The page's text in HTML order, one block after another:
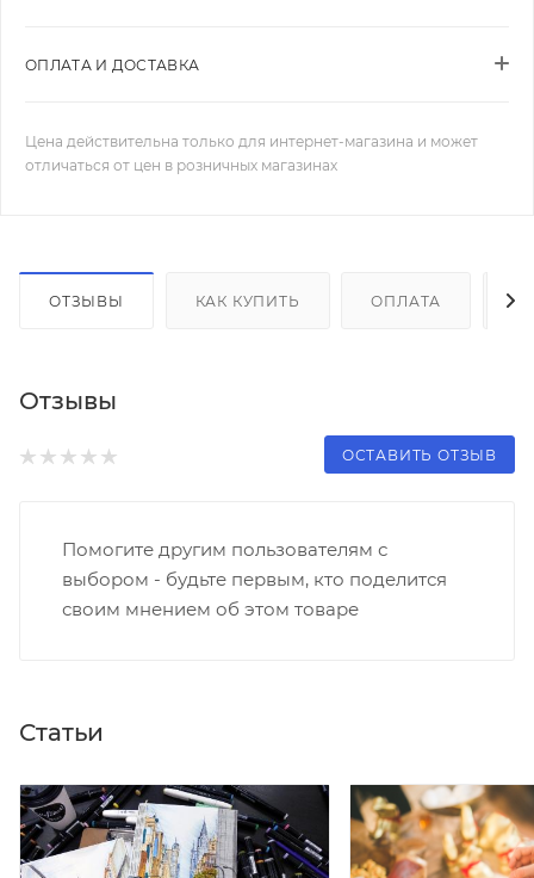
ОПЛАТА И ДОСТАВКА
Цена действительна только для интернет-магазина и может
отличаться от цен в розничных магазинах
ОТЗЫВЫ КАК КУПИТЬ ОПЛАТА
Отзывы
ОСТАВИТЬ ОТЗЫВ
Помогите другим пользователям с
выбором - будьте первым, кто поделится
своим мнением об этом товаре
Статьи